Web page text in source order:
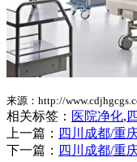
来源：http://
相关标签： 医院净化,
上一篇： 四川成都/重
下一篇： 四川成都/重